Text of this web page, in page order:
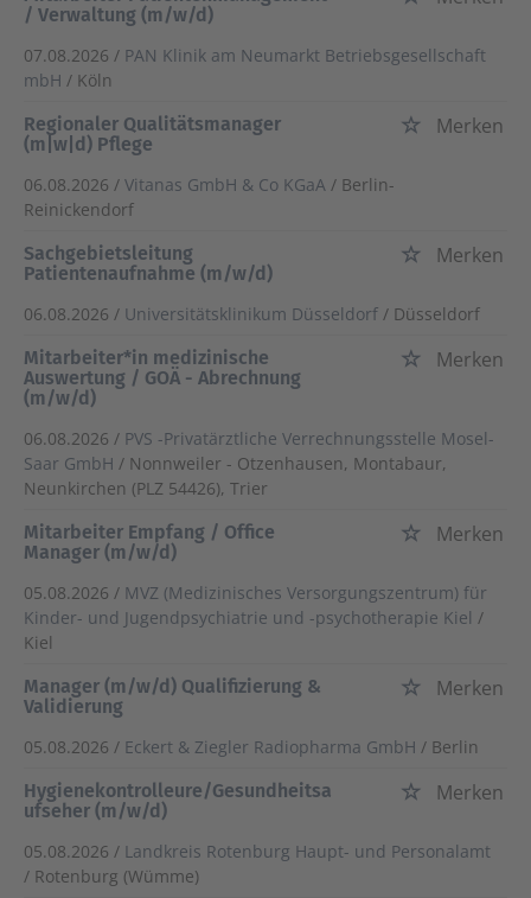
/ Verwaltung (m/w/d)
07.08.2026 / PAN Klinik am Neumarkt Betriebsgesellschaft
mbH / Köln
Regionaler Qualitätsmanager
(m|w|d) Pflege
Merken
06.08.2026 / Vitanas GmbH & Co KGaA / Berlin-
Reinickendorf
Sachgebietsleitung
Patientenaufnahme (m/w/d)
Merken
06.08.2026 / Universitätsklinikum Düsseldorf / Düsseldorf
Mitarbeiter*in medizinische
Auswertung / GOÄ - Abrechnung
(m/w/d)
Merken
06.08.2026 / PVS -Privatärztliche Verrechnungsstelle Mosel-
Saar GmbH / Nonnweiler - Otzenhausen, Montabaur,
Neunkirchen (PLZ 54426), Trier
Mitarbeiter Empfang / Office
Manager (m/w/d)
Merken
05.08.2026 / MVZ (Medizinisches Versorgungszentrum) für
Kinder- und Jugendpsychiatrie und -psychotherapie Kiel /
Kiel
Manager (m/w/d) Qualifizierung &
Validierung
Merken
05.08.2026 / Eckert & Ziegler Radiopharma GmbH / Berlin
Hygienekontrolleure/Gesundheitsa
ufseher (m/w/d)
Merken
05.08.2026 / Landkreis Rotenburg Haupt- und Personalamt
/ Rotenburg (Wümme)